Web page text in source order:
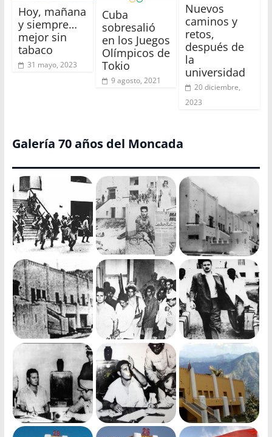
Hoy, mañana
y siempre…
mejor sin
tabaco
31 mayo, 2023
Cuba
sobresalió
en los Juegos
Olímpicos de
Tokio
9 agosto, 2021
Nuevos
caminos y
retos,
después de
la
universidad
20 diciembre,
2023
Galería 70 años del Moncada